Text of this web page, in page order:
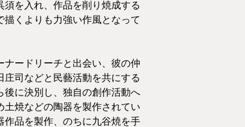
須を入れ、作品を削り焼成する
くよりも力強い作風となって
ードリーチと出会い、彼の仲
司などと民藝活動を共にする
後に決別し、独自の創作活動へ
土焼などの陶器を製作されてい
作品を製作、のちに九谷焼を手